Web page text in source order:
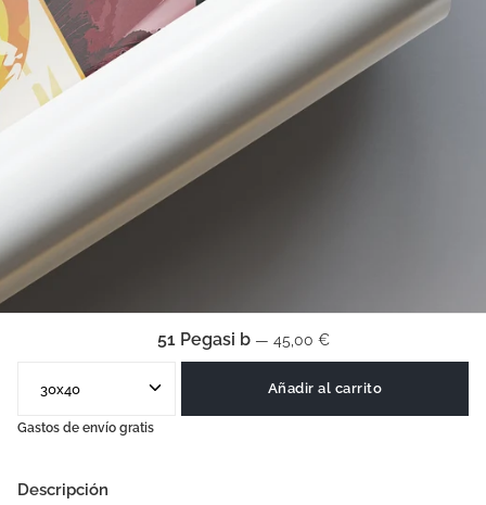
51 Pegasi b— 45,00 €
Añadir al carrito
Gastos de envío gratis
Descripción